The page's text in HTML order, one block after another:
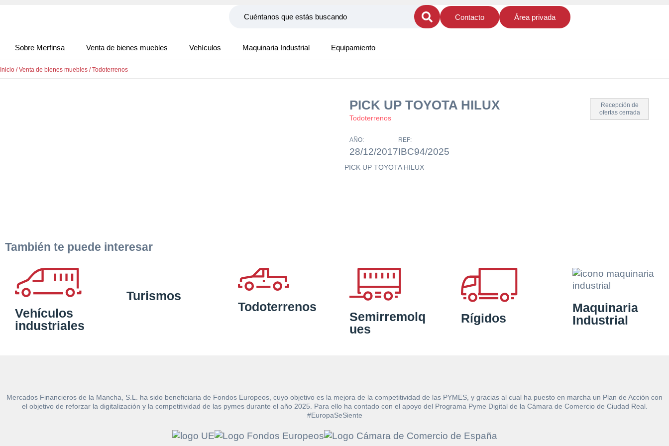
Contacto Área privada
Sobre Merfinsa Venta de bienes muebles Vehículos Maquinaria Industrial Equipamiento
Inicio /Venta de bienes muebles /Todoterrenos
PICK UP TOYOTA HILUX
Todoterrenos
Recepción de
ofertas cerrada
AÑO:
28/12/2017
REF:
IBC94/2025
PICK UP TOYOTA HILUX
También te puede interesar
Vehículos
industriales
Turismos
Todoterrenos
Semirremolq
ues
Rígidos
Maquinaria
Industrial
Mercados Financieros de la Mancha, S.L. ha sido beneficiaria de Fondos Europeos, cuyo objetivo es la mejora de la competitividad de las PYMES, y gracias al cual ha puesto en marcha un Plan de Acción con
el objetivo de reforzar la digitalización y la competitividad de las pymes durante el año 2025. Para ello ha contado con el apoyo del Programa Pyme Digital de la Cámara de Comercio de Ciudad Real.
#EuropaSeSiente